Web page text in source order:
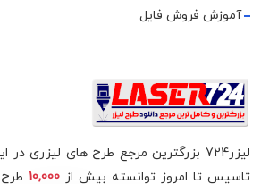
آموزش فروش فایل
لیزر724 بزرگترین مرجع طرح های لیزری
تاسیس تا امروز توانسته بیش از 10,000